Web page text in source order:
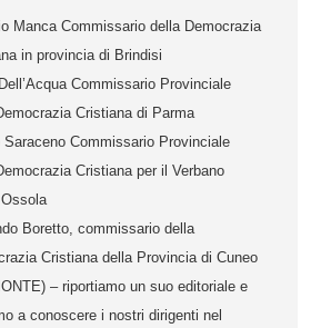
Manca Commissario della Democrazia
in provincia di Brindisi
Commissario Provinciale
Cristiana di Parma
Saraceno Commissario Provinciale
Cristiana per il Verbano
Boretto, commissario della
Cristiana della Provincia di Cuneo
– riportiamo un suo editoriale e
a conoscere i nostri dirigenti nel